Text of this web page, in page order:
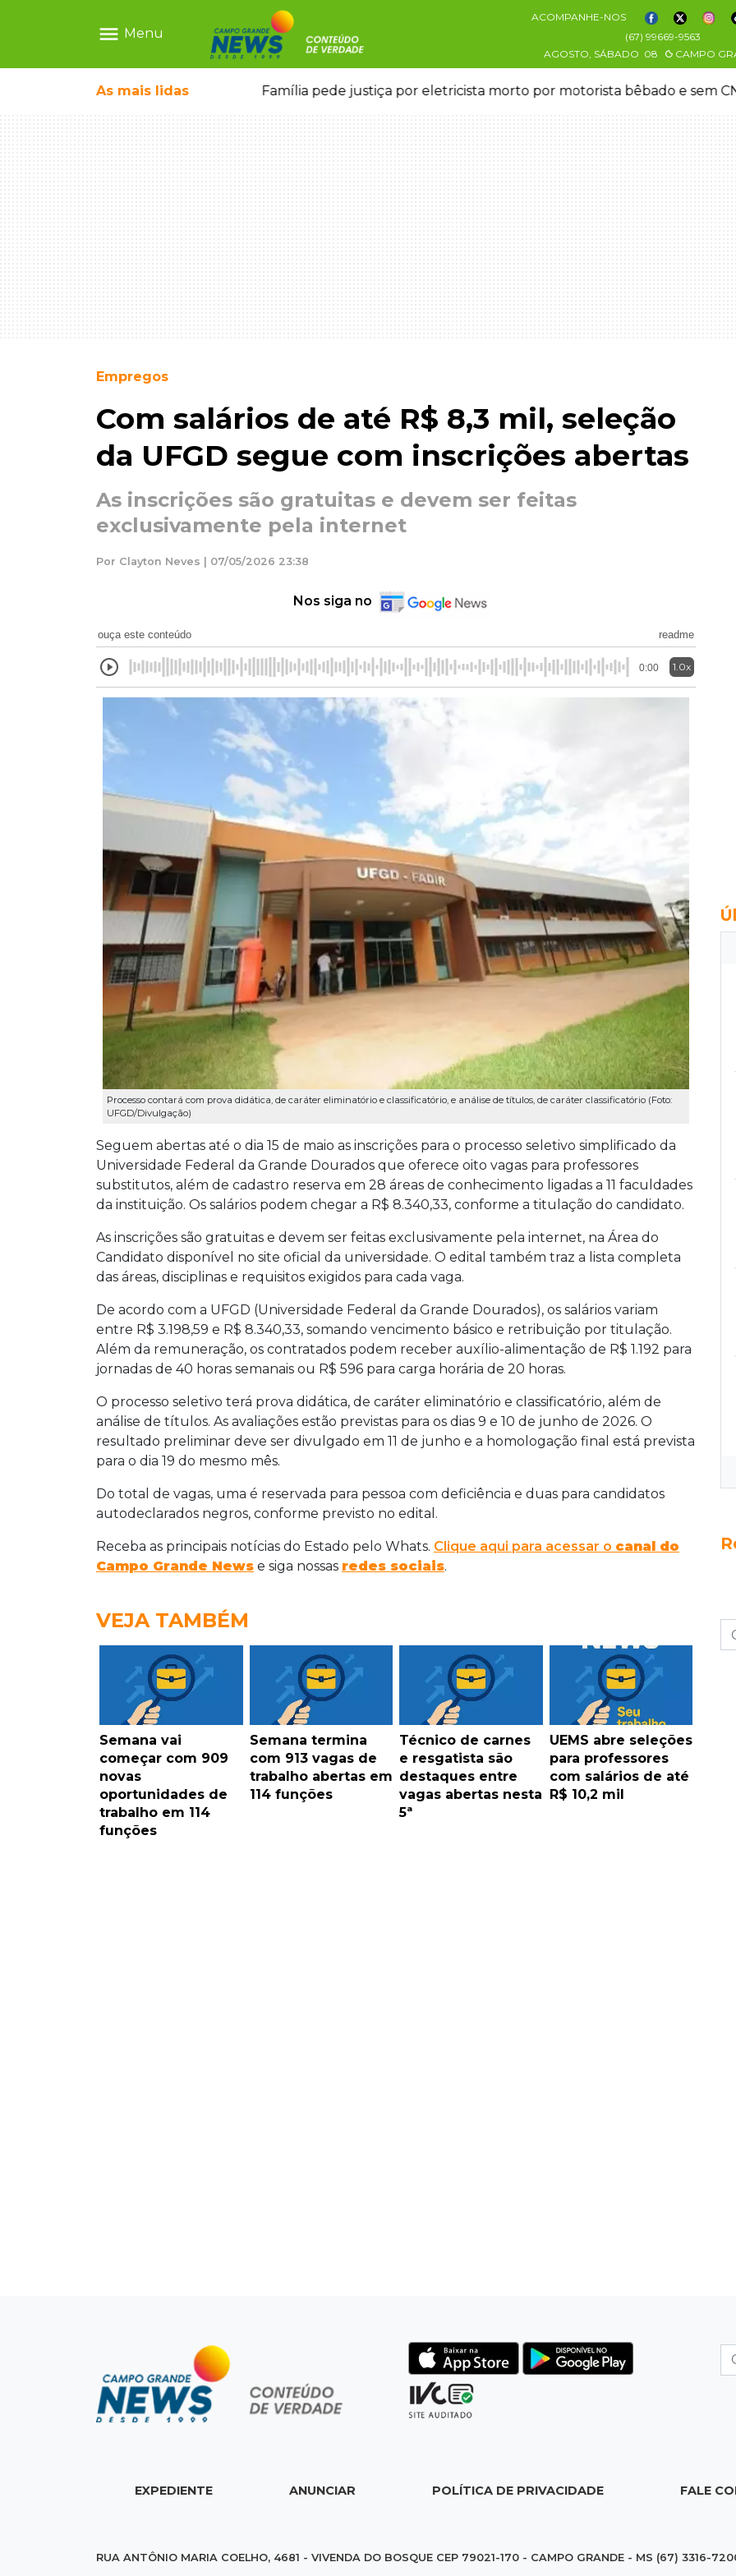
menu Menu
ACOMPANHE-NOS
(67) 99669-9563
AGOSTO, SÁBADO 08 CAMPO
As mais lidas
e morre a caminho do hospital Família pede justiça por eletricista morto por motorista bêbado e sem
Empregos
Com salários de até R$ 8,3 mil, seleção
da UFGD segue com inscrições abertas
As inscrições são gratuitas e devem ser feitas
exclusivamente pela internet
Por Clayton Neves | 07/05/2026 23:38
Nos siga no
ouça este conteúdo readme
0:00 1.0x
Processo contará com prova didática, de caráter eliminatório e classificatório, e análise de títulos, de caráter classificatório (Foto:
UFGD/Divulgação)
Seguem abertas até o dia 15 de maio as inscrições para o processo seletivo simplificado da
Universidade Federal da Grande Dourados que oferece oito vagas para professores
substitutos, além de cadastro reserva em 28 áreas de conhecimento ligadas a 11 faculdades
da instituição. Os salários podem chegar a R$ 8.340,33, conforme a titulação do candidato.
As inscrições são gratuitas e devem ser feitas exclusivamente pela internet, na Área do
Candidato disponível no site oficial da universidade. O edital também traz a lista completa
das áreas, disciplinas e requisitos exigidos para cada vaga.
De acordo com a UFGD (Universidade Federal da Grande Dourados), os salários variam
entre R$ 3.198,59 e R$ 8.340,33, somando vencimento básico e retribuição por titulação.
Além da remuneração, os contratados podem receber auxílio-alimentação de R$ 1.192 para
jornadas de 40 horas semanais ou R$ 596 para carga horária de 20 horas.
O processo seletivo terá prova didática, de caráter eliminatório e classificatório, além de
análise de títulos. As avaliações estão previstas para os dias 9 e 10 de junho de 2026. O
resultado preliminar deve ser divulgado em 11 de junho e a homologação final está prevista
para o dia 19 do mesmo mês.
Do total de vagas, uma é reservada para pessoa com deficiência e duas para candidatos
autodeclarados negros, conforme previsto no edital.
Receba as principais notícias do Estado pelo Whats. Clique aqui para acessar o canal do
Campo Grande News e siga nossas redes sociais.
VEJA TAMBÉM
Semana vai
começar com 909
novas
oportunidades de
trabalho em 114
funções
Semana termina
com 913 vagas de
trabalho abertas em
114 funções
Técnico de carnes
e resgatista são
destaques entre
vagas abertas nesta
5ª
UEMS abre seleções
para professores
com salários de até
R$ 10,2 mil
EXPEDIENTE ANUNCIAR POLÍTICA DE PRIVACIDADE FALE
RUA ANTÔNIO MARIA COELHO, 4681 - VIVENDA DO BOSQUE CEP 79021-170 - CAMPO GRANDE - MS (67) 3316-